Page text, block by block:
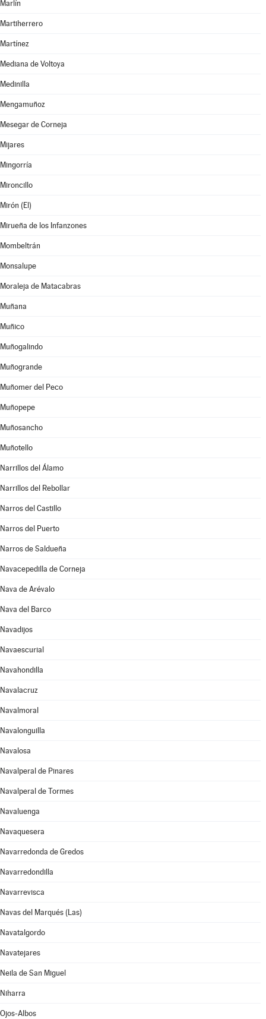
Marlín
Martiherrero
Martínez
Mediana de Voltoya
Medinilla
Mengamuñoz
Mesegar de Corneja
Mijares
Mingorría
Mironcillo
Mirón (El)
Mirueña de los Infanzones
Mombeltrán
Monsalupe
Moraleja de Matacabras
Muñana
Muñico
Muñogalindo
Muñogrande
Muñomer del Peco
Muñopepe
Muñosancho
Muñotello
Narrillos del Álamo
Narrillos del Rebollar
Narros del Castillo
Narros del Puerto
Narros de Saldueña
Navacepedilla de Corneja
Nava de Arévalo
Nava del Barco
Navadijos
Navaescurial
Navahondilla
Navalacruz
Navalmoral
Navalonguilla
Navalosa
Navalperal de Pinares
Navalperal de Tormes
Navaluenga
Navaquesera
Navarredonda de Gredos
Navarredondilla
Navarrevisca
Navas del Marqués (Las)
Navatalgordo
Navatejares
Neila de San Miguel
Niharra
Ojos-Albos